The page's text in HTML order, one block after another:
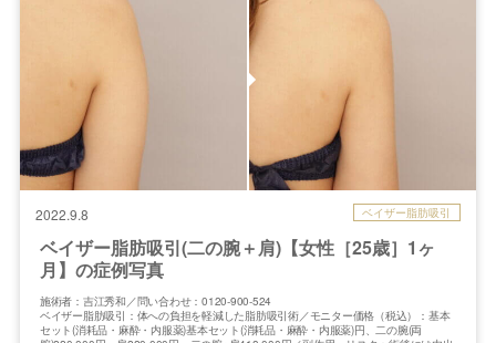
2022.9.8 ベイザー脂肪吸引
ベイザー脂肪吸引(二の腕＋肩)【女性［25歳］1ヶ
月】の症例写真
施術者：吉江秀和／問い合わせ：0120-900-524
ベイザー脂肪吸引：体への負担を軽減した脂肪吸引術／モニター価格（税込）：基本
セット(消耗品・麻酔・内服薬)基本セット(消耗品・麻酔・内服薬)円、二の腕(両